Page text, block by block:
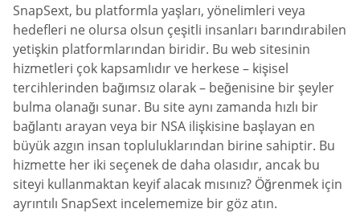
SnapSext, bu platformla yaşları, yönelimleri veya
hedefleri ne olursa olsun çeşitli insanları barındırabilen
yetişkin platformlarından biridir. Bu web sitesinin
hizmetleri çok kapsamlıdır ve herkese – kişisel
tercihlerinden bağımsız olarak – beğenisine bir şeyler
bulma olanağı sunar. Bu site aynı zamanda hızlı bir
bağlantı arayan veya bir NSA ilişkisine başlayan en
büyük azgın insan topluluklarından birine sahiptir. Bu
hizmette her iki seçenek de daha olasıdır, ancak bu
siteyi kullanmaktan keyif alacak mısınız? Öğrenmek için
ayrıntılı SnapSext incelememize bir göz atın.